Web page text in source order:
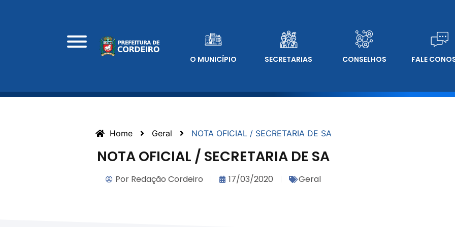
O MUNICÍPIO SECRETARIAS CONSELHOS FALE
Home Geral NOTA OFICIAL / SECRETARIA DE SA
NOTA OFICIAL / SECRETARIA DE SA
Por Redação Cordeiro 17/03/2020 Geral